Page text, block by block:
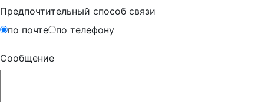
Предпочтительный способ связи
по почте
по телефону
Сообщение